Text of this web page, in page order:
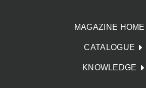
MAGAZINE HOME
CATALOGUE
KNOWLEDGE